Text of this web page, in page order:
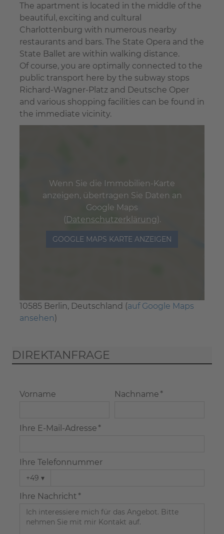
The apartment is located in the middle of the
beautiful, exciting and cultural
Charlottenburg with numerous nearby
restaurants and bars. The State Opera and the
State Ballet are within walking distance.
Of course, you are optimally connected to the
public transport here by the subway stops
Richard-Wagner-Platz and Deutsche Oper
and various shopping facilities can be found in
the immediate vicinity.
Wenn Sie die Immobilien-Karte
anzeigen, übertragen Sie Daten an
Google Maps
(Datenschutzerklärung).
GOOGLE MAPS KARTE ANZEIGEN
10585 Berlin, Deutschland (auf Google Maps
ansehen)
DIREKTANFRAGE
Vorname Nachname *
Ihre E-Mail-Adresse *
Ihre Telefonnummer
+49 ▾
Ihre Nachricht *